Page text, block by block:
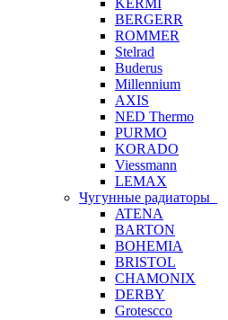
KERMI
BERGERR
ROMMER
Stelrad
Buderus
Millennium
AXIS
NED Thermo
PURMO
KORADO
Viessmann
LEMAX
Чугунные радиаторы
ATENA
BARTON
BOHEMIA
BRISTOL
CHAMONIX
DERBY
Grotescco